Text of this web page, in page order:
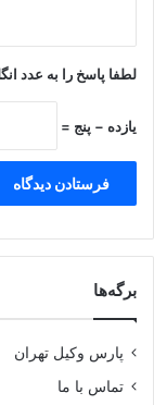
لطفا پاسخ را به عدد
یازده − پنج =
برگه‌ها
پارس وکیل تهران
تماس با ما